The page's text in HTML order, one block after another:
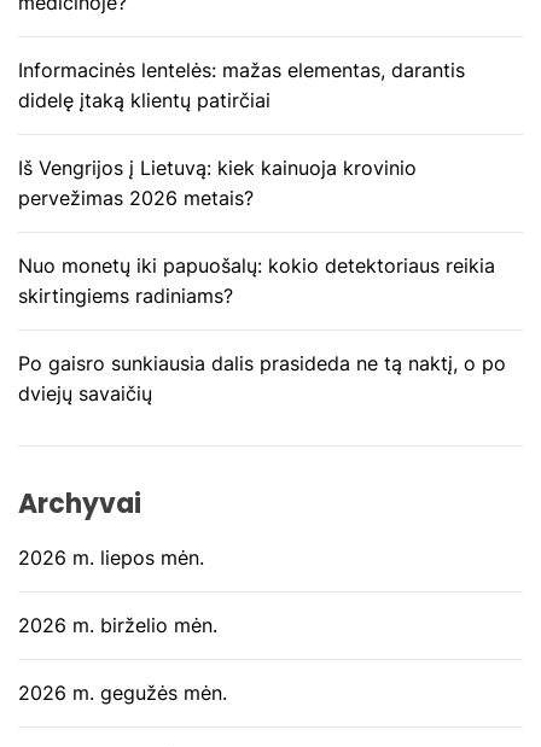
a
r
p
į
r
a
š
ų
Informacinės lentelės: mažas elementas, darantis
didelę įtaką klientų patirčiai
Iš Vengrijos į Lietuvą: kiek kainuoja krovinio
pervežimas 2026 metais?
Nuo monetų iki papuošalų: kokio detektoriaus reikia
skirtingiems radiniams?
Po gaisro sunkiausia dalis prasideda ne tą naktį, o po
dviejų savaičių
Archyvai
2026 m. liepos mėn.
2026 m. birželio mėn.
2026 m. gegužės mėn.